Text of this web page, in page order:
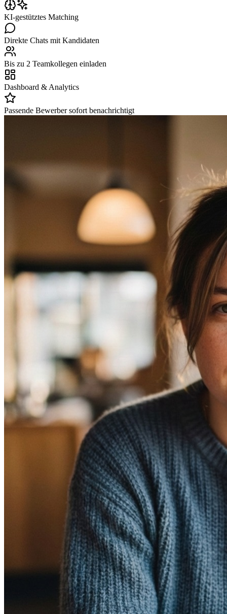
KI-gestütztes Matching
Direkte Chats mit Kandidaten
Bis zu 2 Teamkollegen einladen
Dashboard & Analytics
Passende Bewerber sofort benachrichtigt